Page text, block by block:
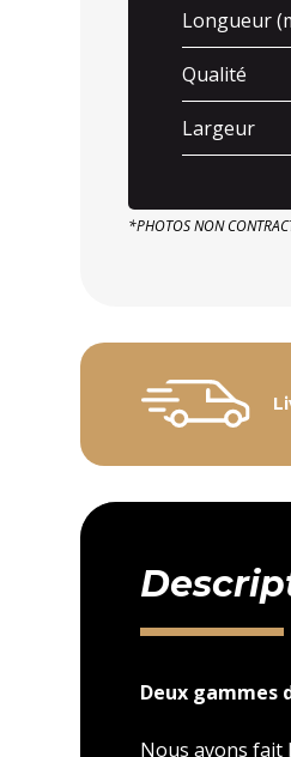
Longueur
Qualité
Largeur
*PHOTOS NON
Deux gammes
Nous avons fait